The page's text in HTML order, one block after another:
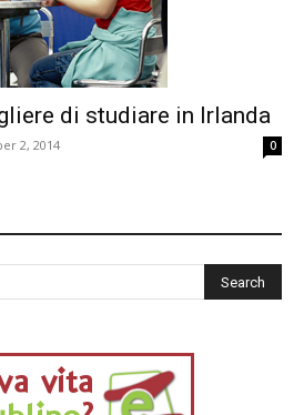
di studiare in Irlanda
2, 2014 0